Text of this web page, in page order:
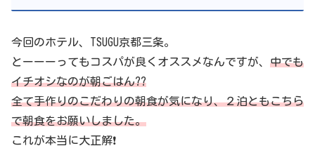
今回のホテル、TSUGU京都三条。
とーーーってもコスパが良くオススメなんですが、 中でも
イチオシなのが朝ごはん??
全て手作りのこだわりの朝食が気になり、２泊ともこちら
で朝食をお願いしました。
これが本当に大正解❗